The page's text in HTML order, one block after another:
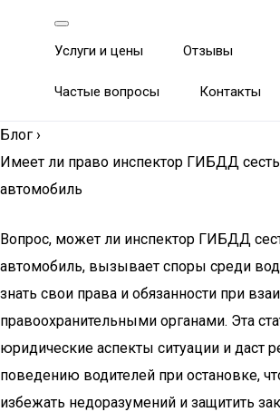
Услуги и цены Отзывы
Частые вопросы Контакты
Блог ›
Имеет ли право инспектор ГИБДД
автомобиль
Вопрос, может ли инспектор ГИБДД
автомобиль, вызывает споры среди
знать свои права и обязанности при
правоохранительными органами. Эта
юридические аспекты ситуации и даст
поведению водителей при остановке,
избежать недоразумений и защитить